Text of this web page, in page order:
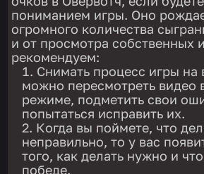
пониманием игры. Оно
огромного количества
и от просмотра собственных
рекомендуем:
Снимать процесс игры на
можно пересмотреть видео
режиме, подметить свои
попытаться исправить их.
Когда вы поймете, что
неправильно, то у вас
того, как делать нужно и
победе.